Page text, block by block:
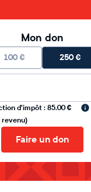
Mon don
100 € 250€
d'impôt : 85.00 €
revenu)
Faire un don